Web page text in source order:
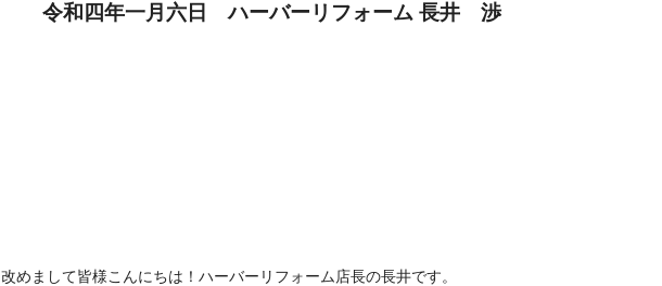
令和四年一月六日 ハーバーリフォーム 長井 渉
改めまして皆様こんにちは！ハーバーリフォーム店長の長井です。